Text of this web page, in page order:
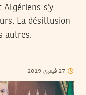
Algériens s’y
La désillusion
autres.
27 فيفري2019